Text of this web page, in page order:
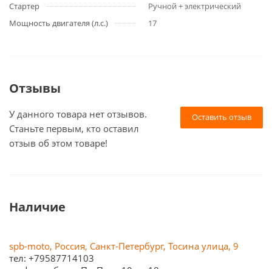
Стартер
Ручной + электрический
Мощность двигателя (л.с.)
17
Отзывы
Оставить отзыв
У данного товара нет отзывов.
Станьте первым, кто оставил
отзыв об этом товаре!
Наличие
spb-moto, Россия, Санкт-Петербург, Тосина улица, 9
тел: +79587714103